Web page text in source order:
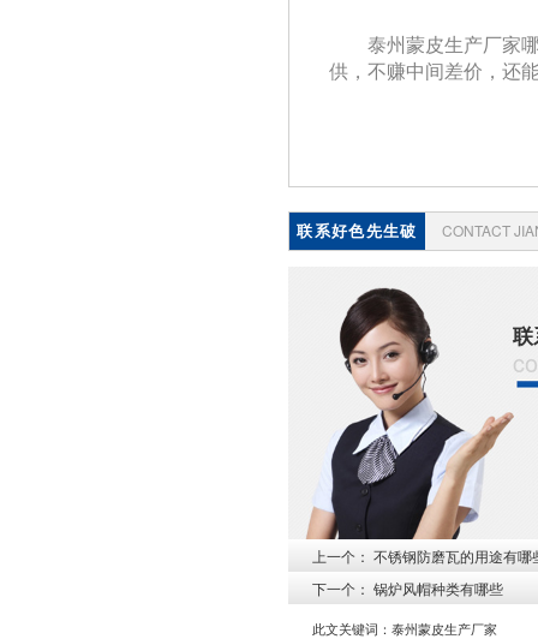
泰州蒙皮生产厂家
供，不赚中间差价，还
联系好色先生破
CONTACT
上一个： 不锈钢防磨瓦的用途有哪
下一个： 锅炉风帽种类有哪些
此文关键词： 泰州蒙皮生产厂家